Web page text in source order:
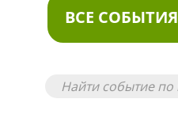
ВСЕ СОБЫТИЯ